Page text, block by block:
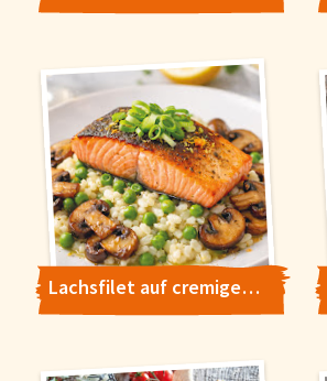
Lachsfilet auf cremigem Erbsen-Risotto